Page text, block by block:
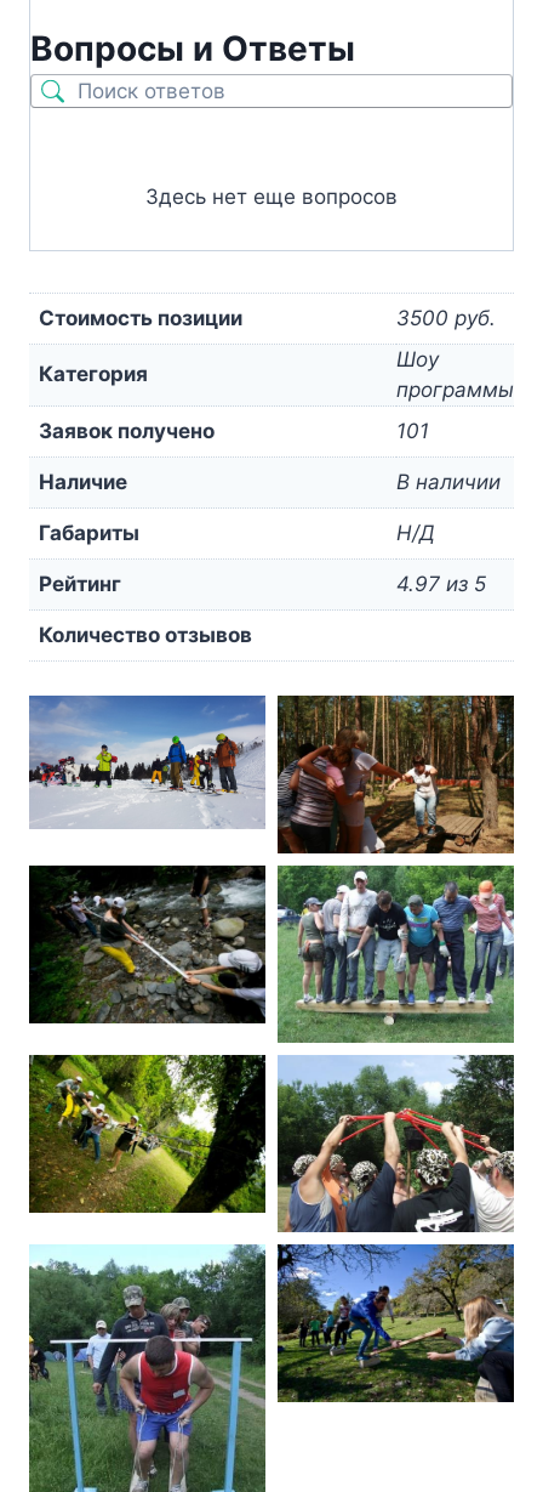
Вопросы и Ответы
Здесь нет еще вопросов
Стоимость позиции 3500 руб.
Категория
Шоу
программы
Заявок получено
101
Наличие В наличии
Габариты Н/Д
Рейтинг 4.97 из 5
Количество отзывов